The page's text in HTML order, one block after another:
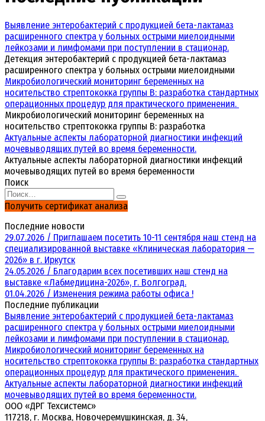
Выявление энтеробактерий с продукцией бета-лактамаз
расширенного спектра у больных острыми миелоидными
лейкозами и лимфомами при поступлении в стационар.
Детекция энтеробактерий с продукцией бета-лактамаз
расширенного спектра у больных острыми миелоидными
Микробиологический мониторинг беременных на
носительство стрептококка группы В: разработка стандартных
операционных процедур для практического применения.
Микробиологический мониторинг беременных на
носительство стрептококка группы В: разработка
Актуальные аспекты лабораторной диагностики инфекций
мочевыводящих путей во время беременности.
Актуальные аспекты лабораторной диагностики инфекций
мочевыводящих путей во время беременности
Поиск
Search
for:
Получить сертификат анализа
Последние новости
29.07.2026 / Приглашаем посетить 10-11 сентября наш стенд на
специализированной выставке «Клиническая лаборатория —
2026» в г. Иркутск
24.05.2026 / Благодарим всех посетивших наш стенд на
выставке «Лабмедицина-2026», г. Волгоград.
01.04.2026 / Изменения режима работы офиса !
Последние публикации
Выявление энтеробактерий с продукцией бета-лактамаз
расширенного спектра у больных острыми миелоидными
лейкозами и лимфомами при поступлении в стационар.
Микробиологический мониторинг беременных на
носительство стрептококка группы В: разработка стандартных
операционных процедур для практического применения.
Актуальные аспекты лабораторной диагностики инфекций
мочевыводящих путей во время беременности.
ООО «ДРГ Техсистемс»
117218, г. Москва, Новочеремушкинская, д. 34,